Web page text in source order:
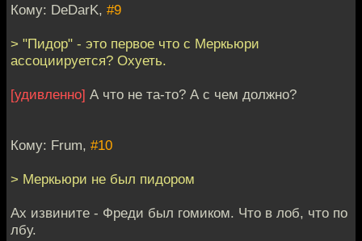
Кому: DeDarK, #9
> "Пидор" - это первое что с Меркьюри
ассоциируется? Охуеть.
[удивленно] А что не та-то? А с чем должно?
Кому: Frum, #10
> Меркьюри не был пидором
Ах извините - Фреди был гомиком. Что в лоб, что по
лбу.